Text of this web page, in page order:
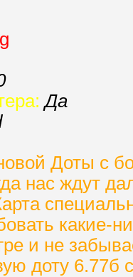
Да
Доты с
нас ждут
какие-
и не
доту 6.77б